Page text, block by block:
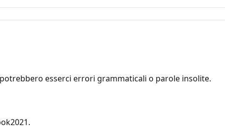
esserci errori grammaticali o parole insolite.